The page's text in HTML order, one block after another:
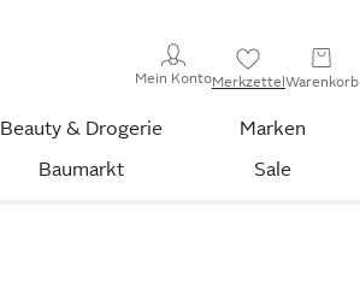
Mein KontoMerkzettelWarenkorb
Beauty & Drogerie
Marken
Baumarkt Sale